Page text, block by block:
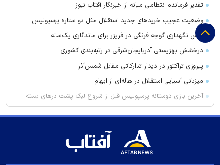
تقدیر فرمانده انتظامی میانه از خبرنگار آفتاب نیوز
وضعیت عجیب خرید‌های جدید استقلال مثل دو ستاره پرسپولیس
روش نگهداری گوجه فرنگی در فریزر برای ماندگاری یک‌ساله
درخشش بهزیستی آذربایجان‌شرقی در رتبه‌بندی کشوری
پیروزی تراکتور در دیدار تدارکاتی مقابل شمس‌آذر
میزبانی آسیایی استقلال در هاله‌ای از ابهام
آخرین بازی دوستانه پرسپولیس قبل از شروع لیگ پشت در‌های بسته
هوای قم در شرایط ناسالم قرار گرفت
سوسکی که آتش را می‌شنود